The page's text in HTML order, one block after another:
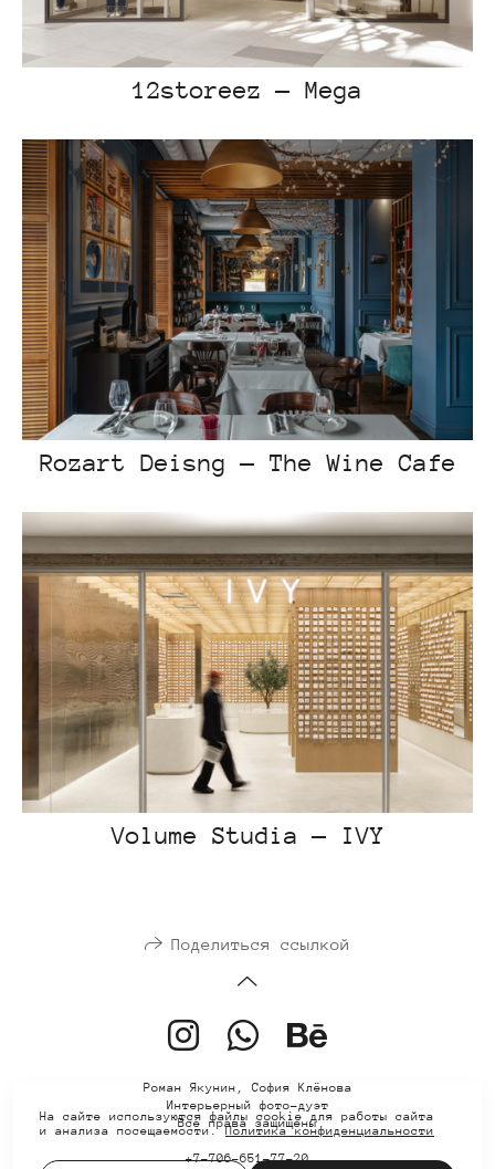
12storeez — Mega
Rozart Deisng — The Wine Cafe
Volume Studia — IVY
Поделиться ссылкой
Роман Якунин, София Клёнова
Интерьерный фото-дуэт
Все права защищены
+7-706-651-77-20
На сайте используются файлы cookie для работы сайта
и анализа посещаемости.Политика конфиденциальности